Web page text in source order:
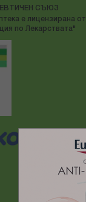
СЪЮЗ
е лицензирана от
по Лекарствата"